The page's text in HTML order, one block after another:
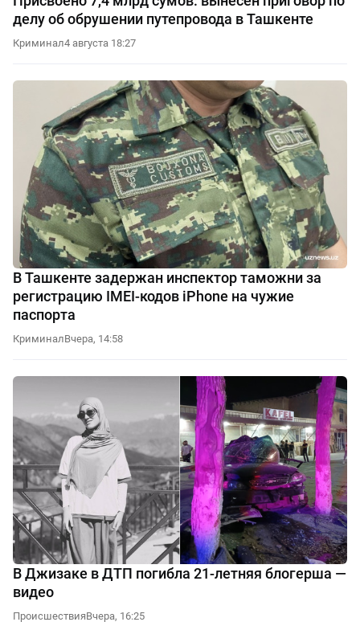
делу об обрушении путепровода в Ташкенте
Криминал4 августа 18:27
В Ташкенте задержан инспектор таможни за
регистрацию IMEI-кодов iPhone на чужие
паспорта
КриминалВчера, 14:58
В Джизаке в ДТП погибла 21-летняя блогерша —
видео
ПроисшествияВчера, 16:25